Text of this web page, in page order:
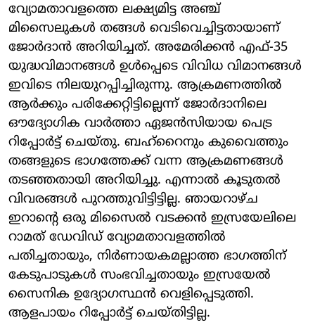
വ്യോമതാവളത്തെ ലക്ഷ്യമിട്ട അഞ്ച്
മിസൈലുകള്‍ തങ്ങള്‍ വെടിവെച്ചിട്ടതായാണ്
ജോര്‍ദാന്‍ അറിയിച്ചത്. അമേരിക്കന്‍ എഫ്-35
യുദ്ധവിമാനങ്ങള്‍ ഉള്‍പ്പെടെ വിവിധ വിമാനങ്ങള്‍
ഇവിടെ നിലയുറപ്പിച്ചിരുന്നു. ആക്രമണത്തില്‍
ആര്‍ക്കും പരിക്കേറ്റിട്ടില്ലെന്ന് ജോര്‍ദാനിലെ
ഔദ്യോഗിക വാര്‍ത്താ ഏജന്‍സിയായ പെട്ര
റിപ്പോര്‍ട്ട് ചെയ്തു. ബഹ്‌റൈനും കുവൈത്തും
തങ്ങളുടെ ഭാഗത്തേക്ക് വന്ന ആക്രമണങ്ങള്‍
തടഞ്ഞതായി അറിയിച്ചു. എന്നാല്‍ കൂടുതല്‍
വിവരങ്ങള്‍ പുറത്തുവിട്ടിട്ടില്ല. ഞായറാഴ്ച
ഇറാന്റെ ഒരു മിസൈല്‍ വടക്കന്‍ ഇസ്രയേലിലെ
റാമത് ഡേവിഡ് വ്യോമതാവളത്തില്‍
പതിച്ചതായും, നിര്‍ണായകമല്ലാത്ത ഭാഗത്തിന്
കേടുപാടുകള്‍ സംഭവിച്ചതായും ഇസ്രയേല്‍
സൈനിക ഉദ്യോഗസ്ഥന്‍ വെളിപ്പെടുത്തി.
ആളപായം റിപ്പോര്‍ട്ട് ചെയ്തിട്ടില്ല.